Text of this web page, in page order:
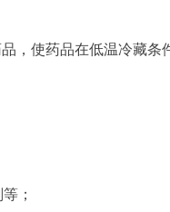
使药品在低温冷藏条
；